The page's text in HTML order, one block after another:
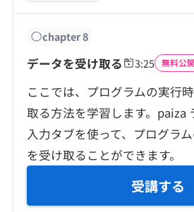
chapter8
データを受け取る 3:25 無料公
ここでは、プログラムの実行
取る方法を学習します。paiza
入力タブを使って、プログラ
を受け取ることができます。
受講する